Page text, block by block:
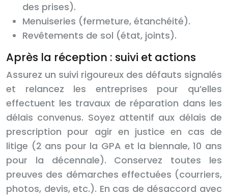
des prises).
Menuiseries (fermeture, étanchéité).
Revêtements de sol (état, joints).
Après la réception : suivi et actions
Assurez un suivi rigoureux des défauts signalés
et relancez les entreprises pour qu’elles
effectuent les travaux de réparation dans les
délais convenus. Soyez attentif aux délais de
prescription pour agir en justice en cas de
litige (2 ans pour la GPA et la biennale, 10 ans
pour la décennale). Conservez toutes les
preuves des démarches effectuées (courriers,
photos, devis, etc.). En cas de désaccord avec